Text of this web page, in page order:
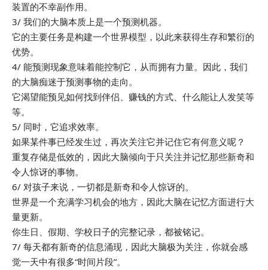
装置的不幸副作用。
3/ 我们的大脑本质上是一个预测机器。
它的主要任务是构建一个世界模型，以此来获得生存和繁衍的
优势。
4/ 能预测现象意味着能控制它，从而拥有力量。因此，我们
的大脑痴迷于预测事物的走向。
它渴望能预见如何找到伴侣、赚钱的方式、什么能让人发笑等
等。
5/ 同时，它追求效率。
如果某件事已经发生过，再次关注它并记住它有何意义呢？
重复存储是低效的，因此大脑倾向于只关注并记忆那些新奇和
令人惊讶的事物。
6/ 对孩子来说，一切都是新奇和令人惊讶的。
世界是一个充满学习机会的地方，因此大脑在记忆方面进行大
量更新。
你生日、假期、学校日子的完整记录，都被铭记。
7/ 每天都有新奇的信息涌现，因此大脑极为关注，你就会感
觉一天中有很多“时间片段”。